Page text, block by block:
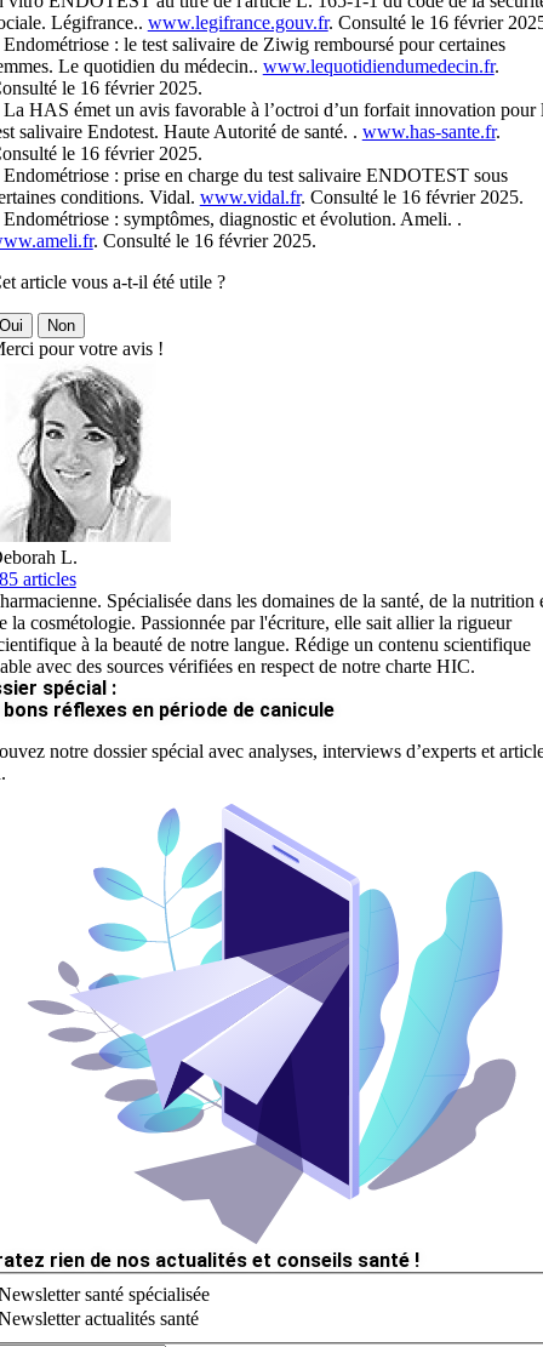
Légifrance.. www.legifrance.gouv.fr. Consulté le 16 février
: le test salivaire de Ziwig remboursé pour certaines
Le quotidien du médecin.. www.lequotidiendumedecin.fr.
le 16 février 2025.
La HAS émet un avis favorable à l’octroi d’un forfait innovation pour
salivaire Endotest. Haute Autorité de santé. . www.has-sante.fr.
le 16 février 2025.
: prise en charge du test salivaire ENDOTEST sous
conditions. Vidal. www.vidal.fr. Consulté le 16 février 2025.
: symptômes, diagnostic et évolution. Ameli. .
. Consulté le 16 février 2025.
article vous a-t-il été utile ?
Non
pour votre avis !
L.
articles
Spécialisée dans les domaines de la santé, de la nutrition
la cosmétologie. Passionnée par l'écriture, elle sait allier la rigueur
à la beauté de notre langue. Rédige un contenu scientifique
avec des sources vérifiées en respect de notre charte HIC.
spécial :
bons réflexes en période de canicule
notre dossier spécial avec analyses, interviews d’experts et
rien de nos actualités et conseils santé !
santé spécialisée
actualités santé